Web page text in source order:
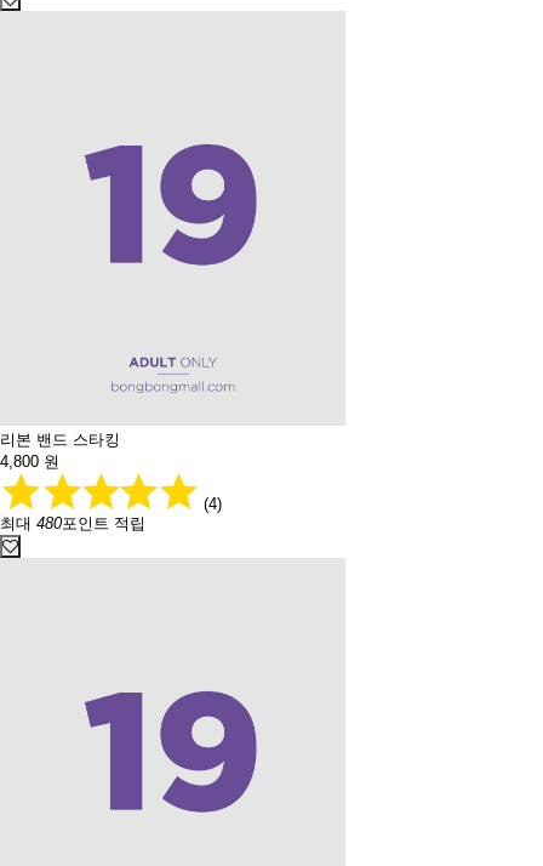
리본 밴드 스타킹
4,800 원
(4)
최대 480포인트 적립